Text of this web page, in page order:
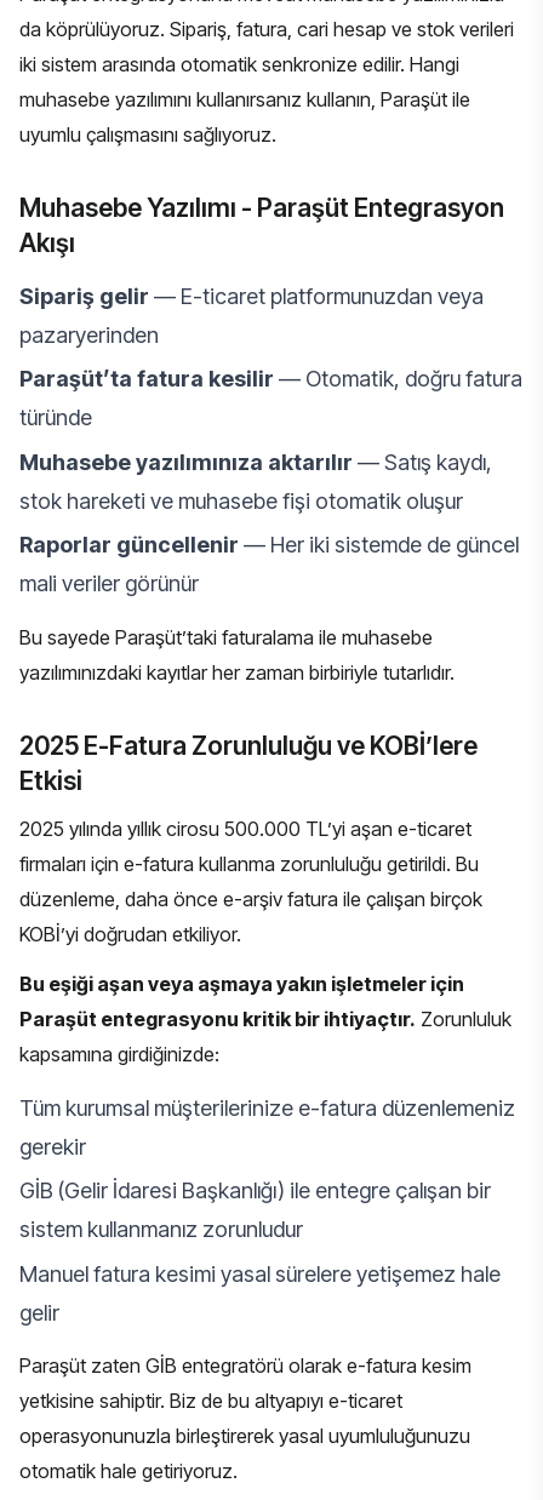
da köprülüyoruz. Sipariş, fatura, cari hesap ve stok verileri
iki sistem arasında otomatik senkronize edilir. Hangi
muhasebe yazılımını kullanırsanız kullanın, Paraşüt ile
uyumlu çalışmasını sağlıyoruz.
Muhasebe Yazılımı - Paraşüt Entegrasyon
Akışı
Sipariş gelir — E-ticaret platformunuzdan veya
pazaryerinden
Paraşüt’ta fatura kesilir — Otomatik, doğru fatura
türünde
Muhasebe yazılımınıza aktarılır — Satış kaydı,
stok hareketi ve muhasebe fişi otomatik oluşur
Raporlar güncellenir — Her iki sistemde de güncel
mali veriler görünür
Bu sayede Paraşüt’taki faturalama ile muhasebe
yazılımınızdaki kayıtlar her zaman birbiriyle tutarlıdır.
2025 E-Fatura Zorunluluğu ve KOBİ’lere
Etkisi
2025 yılında yıllık cirosu 500.000 TL’yi aşan e-ticaret
firmaları için e-fatura kullanma zorunluluğu getirildi. Bu
düzenleme, daha önce e-arşiv fatura ile çalışan birçok
KOBİ’yi doğrudan etkiliyor.
Bu eşiği aşan veya aşmaya yakın işletmeler için
Paraşüt entegrasyonu kritik bir ihtiyaçtır. Zorunluluk
kapsamına girdiğinizde:
Tüm kurumsal müşterilerinize e-fatura düzenlemeniz
gerekir
GİB (Gelir İdaresi Başkanlığı) ile entegre çalışan bir
sistem kullanmanız zorunludur
Manuel fatura kesimi yasal sürelere yetişemez hale
gelir
Paraşüt zaten GİB entegratörü olarak e-fatura kesim
yetkisine sahiptir. Biz de bu altyapıyı e-ticaret
operasyonunuzla birleştirerek yasal uyumluluğunuzu
otomatik hale getiriyoruz.